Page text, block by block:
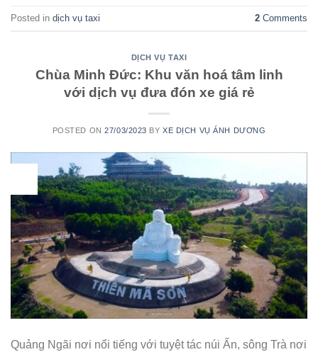
Posted in dịch vụ taxi 2 Comments
DỊCH VỤ TAXI
Chùa Minh Đức: Khu văn hoá tâm linh
với dịch vụ đưa đón xe giá rẻ
POSTED ON27/03/2023 BYXE DỊCH VỤ ÁNH DƯƠNG
Quảng Ngãi nơi nổi tiếng với tuyệt tác núi Ấn, sông Trà nơi